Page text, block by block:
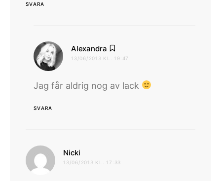
SVARA
Alexandra
13/06/2013 KL. 19:47
Jag får aldrig nog av lack
SVARA
Nicki
13/06/2013 KL. 17:33